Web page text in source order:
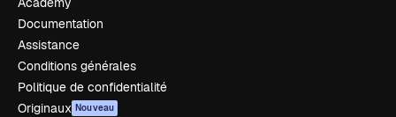
Documentation
Assistance
Conditions générales
Politique de confidentialité
Originaux Nouveau